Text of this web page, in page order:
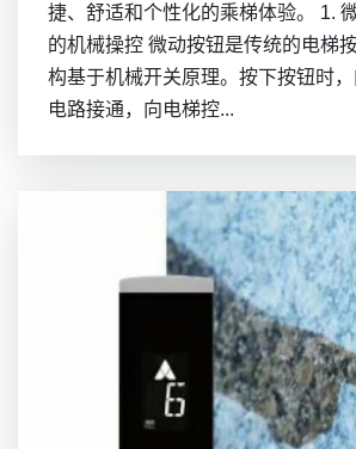
捷、舒适和个性化的乘梯体验。 1.
的机械操控 微动按钮是传统的电梯
构基于机械开关原理。按下按钮时，
电路接通，向电梯控...